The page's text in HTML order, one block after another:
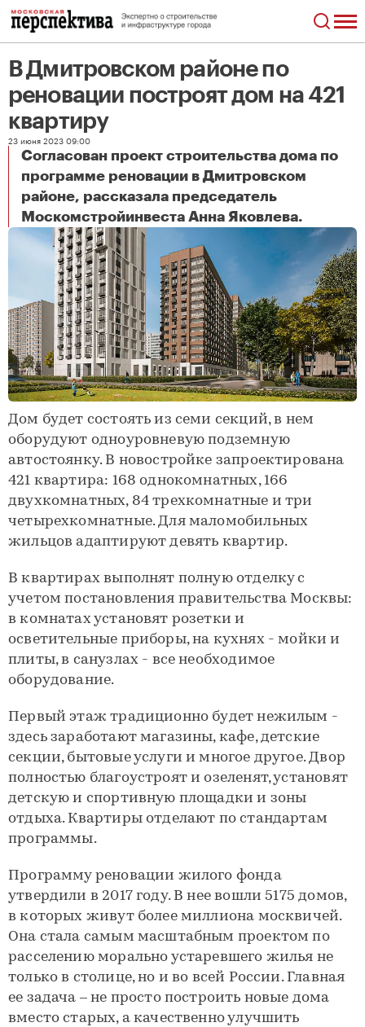
В Дмитровском районе по
реновации построят дом на 421
квартиру
23 июня 2023 09:00
Согласован проект строительства дома по
программе реновации в Дмитровском
районе, рассказала председатель
Москомстройинвеста Анна Яковлева.
Дом будет состоять из семи секций, в нем
оборудуют одноуровневую подземную
автостоянку. В новостройке запроектирована
421 квартира: 168 однокомнатных, 166
двухкомнатных, 84 трехкомнатные и три
четырехкомнатные. Для маломобильных
жильцов адаптируют девять квартир.
В квартирах выполнят полную отделку с
учетом постановления правительства Москвы:
в комнатах установят розетки и
осветительные приборы, на кухнях - мойки и
плиты, в санузлах - все необходимое
оборудование.
Первый этаж традиционно будет нежилым -
здесь заработают магазины, кафе, детские
секции, бытовые услуги и многое другое. Двор
полностью благоустроят и озеленят, установят
детскую и спортивную площадки и зоны
отдыха. Квартиры отделают по стандартам
программы.
Программу реновации жилого фонда
утвердили в 2017 году. В нее вошли 5175 домов,
в которых живут более миллиона москвичей.
Она стала самым масштабным проектом по
расселению морально устаревшего жилья не
только в столице, но и во всей России. Главная
ее задача – не просто построить новые дома
вместо старых, а качественно улучшить